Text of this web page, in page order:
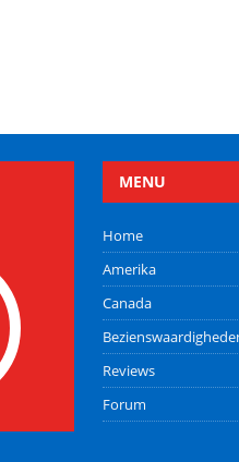
MENU
Home
Amerika
Canada
Reviews
Forum